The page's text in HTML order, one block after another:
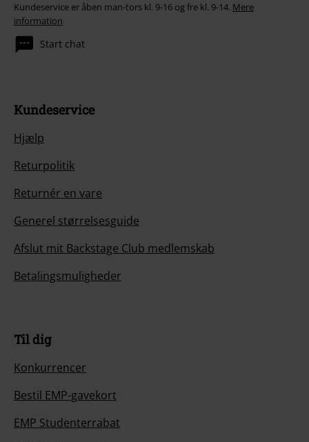
Kundeservice er åben man-tors kl. 9-16 og fre kl. 9-14. Mere
information
Start chat
Kundeservice
Hjælp
Returpolitik
Returnér en vare
Generel størrelsesguide
Afslut mit Backstage Club medlemskab
Betalingsmuligheder
Til dig
Konkurrencer
Bestil EMP-gavekort
EMP Studenterrabat